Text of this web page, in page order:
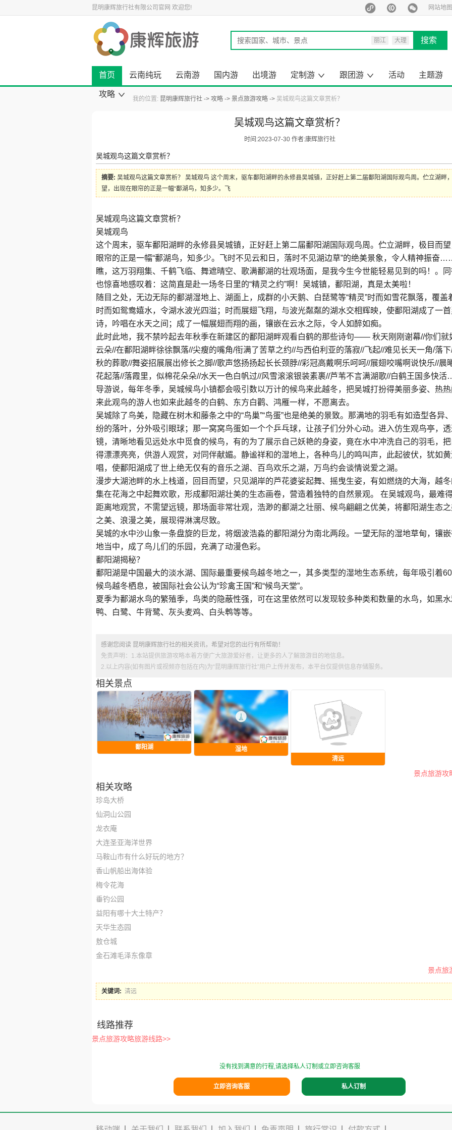
昆明康辉旅行社有限公司官网 欢迎您! 网站地图
丽江
大理
马尔代夫
搜索
首页 云南纯玩 云南游 国内游 出境游
定制游
跟团游
活动 主题游
攻略
我的位置: 昆明康辉旅行社 攻略 景点旅游攻略 吴城观鸟这篇文章赏析？
吴城观鸟这篇文章赏析？
时间:2023-07-30 作者:康辉旅行社
吴城观鸟这篇文章赏析？
摘要: 吴城观鸟这篇文章赏析？ 吴城观鸟 这个周末，驱车鄱阳湖畔的永修县吴城镇，正好赶上第二届鄱阳湖国际观鸟周。伫立湖畔
望，出现在眼帘的正是一幅“鄱湖鸟，知多少。飞
吴城观鸟这篇文章赏析？
吴城观鸟
这个周末，驱车鄱阳湖畔的永修县吴城镇，正好赶上第二届鄱阳湖国际观鸟周。伫立湖畔，极目而
眼帘的正是一幅“鄱湖鸟，知多少。飞时不见云和日，落时不见湖边草”的绝美景象，令人精神振奋
瞧，这万羽翔集、千鹤飞临、舞遮晴空、歌满鄱湖的壮观场面，是我今生今世能轻易见到的吗！。
也惊喜地感叹着：这简直是赴一场冬日里的“精灵之约”啊！吴城镇，鄱阳湖，真是太美啦！
随目之处，无边无际的鄱湖湿地上、湖面上，成群的小天鹅、白琵鹭等“精灵”时而如雪花飘落，覆盖
时而如鸳鸯嬉水，令湖水波光四溢；时而展翅飞翔，与波光粼粼的湖水交相辉映，使鄱阳湖成了一
诗，吟唱在水天之间；成了一幅展翅而翔的画，镶嵌在云水之际，令人如醉如痴。
此时此地，我不禁吟起去年秋季在新建区的鄱阳湖畔观看白鹤的那些诗句—— 秋天刚刚谢幕//你们就
云朵//在鄱阳湖畔徐徐飘落//尖瘦的嘴角/衔满了苦草之约//与西伯利亚的落寂//飞起//难见长天一角/落
秋的葬歌//舞姿招展展出修长之脚//歌声悠扬扬起长长颈脖//彩冠高戴啊乐呵呵//展翅咬嘴啊说快乐//晨
花起落//落霞里，似棉花朵朵//水天一色白帆过//风雪滚滚银装素裹//芦苇不言满湖歌//白鹤王国多快
导游说，每年冬季，吴城候鸟小镇都会吸引数以万计的候鸟来此越冬，把吴城打扮得美丽多姿、热
来此观鸟的游人也如来此越冬的白鹤、东方白鹳、鸿雁一样，不愿离去。
吴城除了鸟美，隐藏在树木和藤条之中的“鸟巢”“鸟蛋”也是绝美的景致。那满地的羽毛有如造型各异
纷的落叶，分外吸引眼球；那一窝窝鸟蛋如一个个乒乓球，让孩子们分外心动。进入仿生观鸟亭，
镜，清晰地看见远处水中觅食的候鸟，有的为了展示自己妖艳的身姿，竟在水中冲洗自己的羽毛，
得漂漂亮亮，供游人观赏，对同伴献媚。静谧祥和的湿地上，各种鸟儿的鸣叫声，此起彼伏，犹如
唱，使鄱阳湖成了世上绝无仅有的音乐之湖、百鸟欢乐之湖，万鸟约会谈情说爱之湖。
漫步大湖池畔的水上栈道，回目而望，只见湖岸的芦花婆娑起舞、摇曳生姿，有如燃烧的大海，越
集在花海之中起舞欢歌，形成鄱阳湖壮美的生态画卷，营造着独特的自然景观。 在吴城观鸟，最难
距离地观赏，不需望远镜，那场面非常壮观，浩渺的鄱湖之壮丽、候鸟翩翩之优美，将鄱阳湖生态
之美、浪漫之美，展现得淋漓尽致。
吴城的水中沙山象一条盘旋的巨龙，将烟波浩淼的鄱阳湖分为南北两段。一望无际的湿地草甸，镶
地当中，成了鸟儿们的乐园，充满了动漫色彩。
鄱阳湖揭秘？
鄱阳湖是中国最大的淡水湖、国际最重要候鸟越冬地之一，其多类型的湿地生态系统，每年吸引着
候鸟越冬栖息，被国际社会公认为“珍禽王国”和“候鸟天堂”。
夏季为鄱湖水鸟的繁殖季，鸟类的隐蔽性强，可在这里依然可以发现较多种类和数量的水鸟，如黑
鸭、白鹭、牛背鹭、灰头麦鸡、白头鹎等等。
感谢您阅读 昆明康辉旅行社的相关资讯，希望对您的出行有所帮助！
免责声明：1.本站提供旅游攻略本着方便广大旅游爱好者，让更多的人了解旅游目的地信息。
2.以上内容(如有图片或视频亦包括在内)为“昆明康辉旅行社”用户上传并发布，本平台仅提供信息存储服务。
相关景点
鄱阳湖
湿地
清远
景点旅游攻
相关攻略
珍岛大桥
仙洞山公园
龙衣庵
大连圣亚海洋世界
马鞍山市有什么好玩的地方？
香山帆船出海体验
梅令花海
垂钓公园
益阳有哪十大土特产？
天华生态园
敖仓城
金石滩毛泽东像章
景点旅
关键词: 清远
线路推荐
景点旅游攻略旅游线路>>
没有找到满意的行程,请选择私人订制或立即咨询客服
立即咨询客服 私人订制